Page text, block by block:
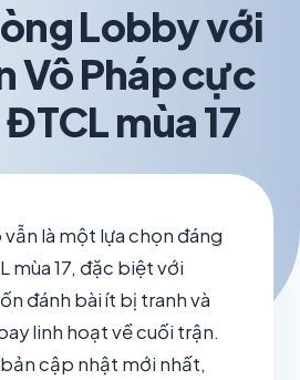
Lobby với
Vô Pháp cực
mùa 17
vẫn là một lựa chọn đáng
mùa 17, đặc biệt với
đánh bài ít bị tranh và
linh hoạt về cuối trận.
bản cập nhật mới nhất,